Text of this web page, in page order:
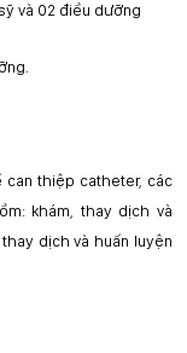
và 02 điều dưỡng
thiệp catheter, các
khám, thay dịch và
dịch và huấn luyện